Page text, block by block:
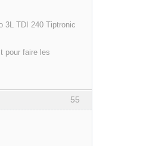
3L TDI 240 Tiptronic
pour faire les
55